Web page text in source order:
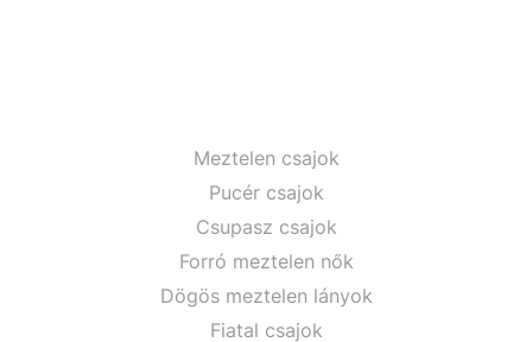
Meztelen csajok
Pucér csajok
Csupasz csajok
Forró meztelen nők
Dögös meztelen lányok
Fiatal csajok